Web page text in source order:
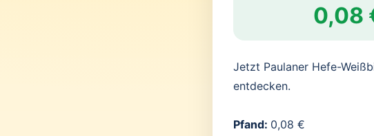
0,08
Jetzt Paulaner Hefe-
entdecken.
Pfand: 0,08 €